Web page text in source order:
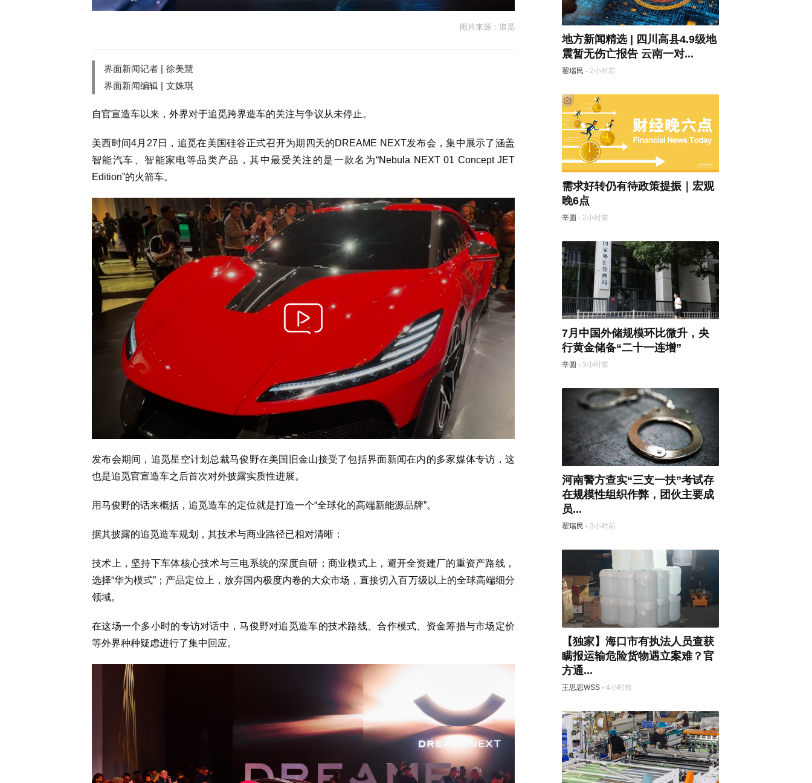
图片来源：追觅
界面新闻记者 | 徐美慧
界面新闻编辑 | 文姝琪
自官宣造车以来，外界对于追觅跨界造车的关注与争议从未停止。
美西时间4月27日，追觅在美国硅谷正式召开为期四天的DREAME NEXT发布会，集中展示了涵盖
智能汽车、智能家电等品类产品，其中最受关注的是一款名为“Nebula NEXT 01 Concept JET
Edition”的火箭车。
发布会期间，追觅星空计划总裁马俊野在美国旧金山接受了包括界面新闻在内的多家媒体专访，这
也是追觅官宣造车之后首次对外披露实质性进展。
用马俊野的话来概括，追觅造车的定位就是打造一个“全球化的高端新能源品牌”。
据其披露的追觅造车规划，其技术与商业路径已相对清晰：
技术上，坚持下车体核心技术与三电系统的深度自研；商业模式上，避开全资建厂的重资产路线，
选择“华为模式”；产品定位上，放弃国内极度内卷的大众市场，直接切入百万级以上的全球高端细分
领域。
在这场一个多小时的专访对话中，马俊野对追觅造车的技术路线、合作模式、资金筹措与市场定价
等外界种种疑虑进行了集中回应。
地方新闻精选 | 四川高县4.9级地
震暂无伤亡报告 云南一对...
翟瑞民 · 2小时前
需求好转仍有待政策提振｜宏观
晚6点
辛圆 · 2小时前
7月中国外储规模环比微升，央
行黄金储备“二十一连增”
辛圆 · 3小时前
河南警方查实“三支一扶”考试存
在规模性组织作弊，团伙主要成
员...
翟瑞民 · 3小时前
【独家】海口市有执法人员查获
瞒报运输危险货物遇立案难？官
方通...
王思思WSS · 4小时前